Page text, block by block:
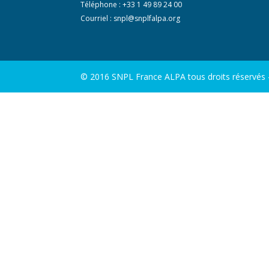
Téléphone : +33 1 49 89 24 00
Courriel : snpl@snplfalpa.org
© 2016 SNPL France ALPA tous droits réservés